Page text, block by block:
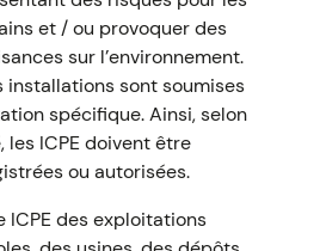
et / ou provoquer des
sur l’environnement.
installations sont soumises
spécifique. Ainsi, selon
les ICPE doivent être
ou autorisées.
ICPE des exploitations